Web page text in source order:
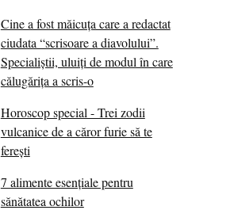
Cine a fost măicuţa care a redactat
ciudata “scrisoare a diavolului”.
Specialiştii, uluiţi de modul în care
călugărița a scris-o
Horoscop special - Trei zodii
vulcanice de a căror furie să te
ferești
7 alimente esenţiale pentru
sănătatea ochilor